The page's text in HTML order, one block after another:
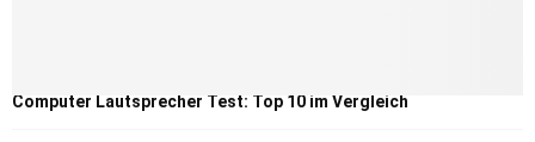
Computer Lautsprecher Test: Top 10 im Vergleich